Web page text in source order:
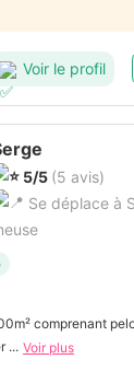
Voir le profil
5/5 (5 avis)
Se déplace à
comprenant
... Voir plus